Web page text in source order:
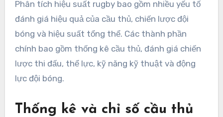
Phân tích hiệu suất rugby bao gồm nhiều yếu tố
đánh giá hiệu quả của cầu thủ, chiến lược đội
bóng và hiệu suất tổng thể. Các thành phần
chính bao gồm thống kê cầu thủ, đánh giá chiến
lược thi đấu, thể lực, kỹ năng kỹ thuật và động
lực đội bóng.
Thống kê và chỉ số cầu thủ